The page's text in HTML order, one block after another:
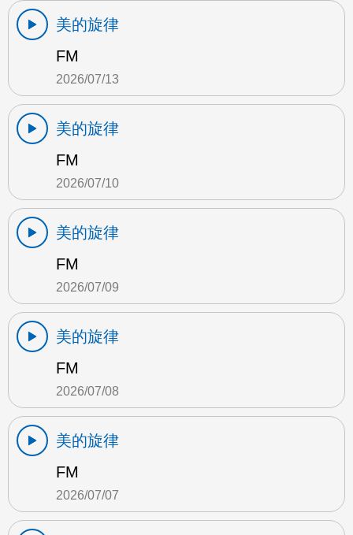
美的旋律
FM
2026/07/13
美的旋律
FM
2026/07/10
美的旋律
FM
2026/07/09
美的旋律
FM
2026/07/08
美的旋律
FM
2026/07/07